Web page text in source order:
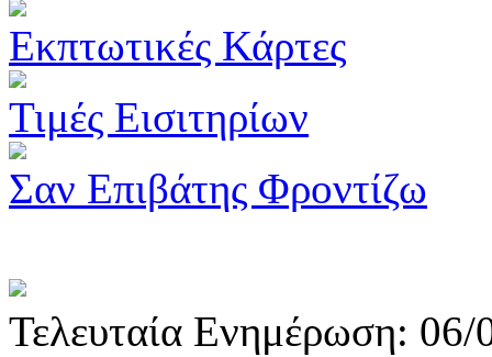
Εκπτωτικές Κάρτες
Τιμές Εισιτηρίων
Σαν Επιβάτης Φροντίζω
Τελευταία Ενημέρωση: